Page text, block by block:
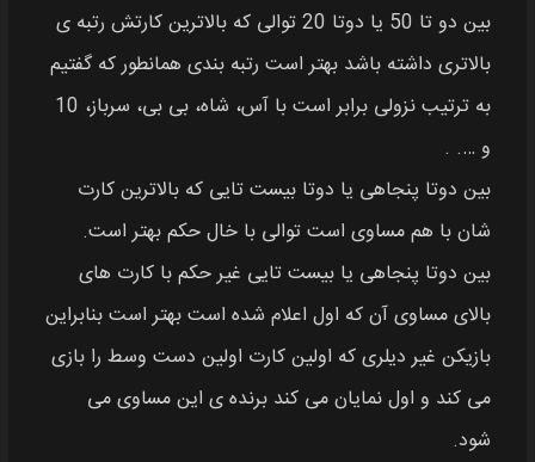
بین دو تا 50 یا دوتا 20 توالی که بالاترین کارتش رتبه‌ ی
بالاتری داشته باشد بهتر است رتبه بندی همانطور که گفتیم
به ترتیب نزولی برابر است با آس، شاه، بی بی، سرباز، 10
و …. .
بین دوتا پنجاهی یا دوتا بیست‌ تایی که بالاترین کارت‌
شان با هم مساوی است توالی با خال حکم بهتر است.
بین دوتا پنجاهی یا بیست‌ تایی غیر حکم با کارت‌ های
بالای مساوی آن که اول اعلام شده است بهتر است بنابراین
بازیکن غیر دیلری که اولین کارت اولین دست وسط را بازی
می‌ کند و اول نمایان می کند برنده‌ ی این مساوی می
شود.